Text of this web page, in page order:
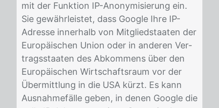
mit der Funk­ti­on IP-An­ony­mi­sie­rung ein.
Sie ge­währ­leis­tet, dass Goog­le Ihre IP-
Adres­se in­ner­halb von Mit­glied­staa­ten der
Eu­ro­päi­schen Uni­on oder in an­de­ren Ver­
trags­staa­ten des Ab­kom­mens über den
Eu­ro­päi­schen Wirt­schafts­raum vor der
Über­mitt­lung in die USA kürzt. Es kann
Aus­nah­me­fäl­le ge­ben, in de­nen Goog­le die